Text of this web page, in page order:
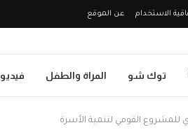
الاستخدام عن الموقع
توك شو المراة والطفل فيديو
للمشروع القومي لتنمية الأسرة